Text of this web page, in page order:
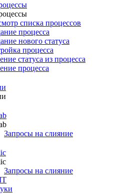
списка процессов
процесса
нового статуса
процесса
статуса из процесса
процесса
Запросы на слияние
Запросы на слияние